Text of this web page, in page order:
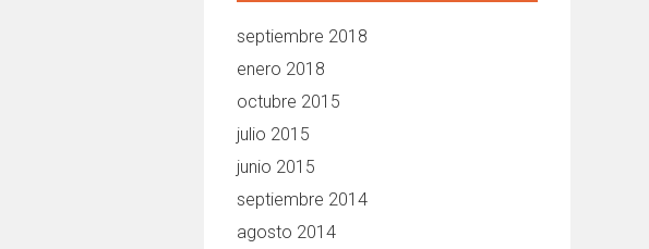
septiembre 2018
enero 2018
octubre 2015
julio 2015
junio 2015
septiembre 2014
agosto 2014